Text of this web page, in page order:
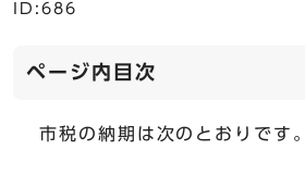
ID:686
ページ内目次
市税の納期は次のとおりです。